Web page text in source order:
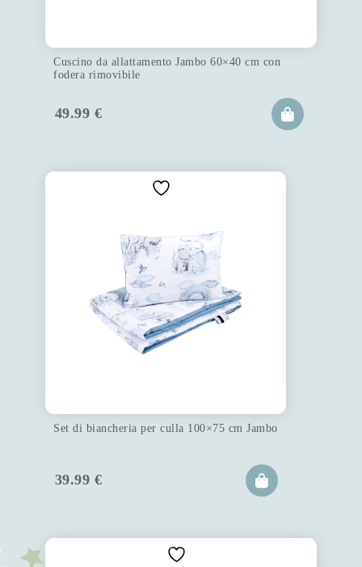
Cuscino da allattamento Jambo 60×40 cm con
fodera rimovibile
49.99 €
Set di biancheria per culla 100×75 cm Jambo
39.99 €